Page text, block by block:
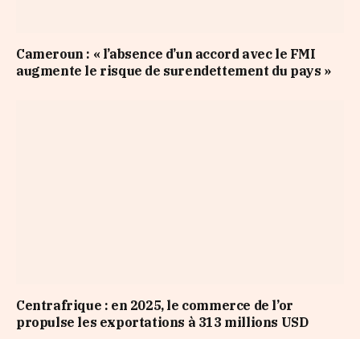
Cameroun : « l’absence d’un accord avec le FMI
augmente le risque de surendettement du pays »
Centrafrique : en 2025, le commerce de l’or
propulse les exportations à 313 millions USD